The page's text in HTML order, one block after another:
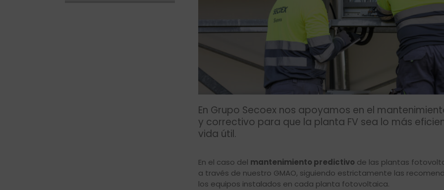
En Grupo Secoex nos apoyamos en el
y correctivo para que la planta FV sea lo más
vida útil.
En el caso del mantenimiento predictivo de las plantas
a través de nuestro GMAO, siguiendo estrictamente las
los equipos instalados en cada planta fotovoltaica.